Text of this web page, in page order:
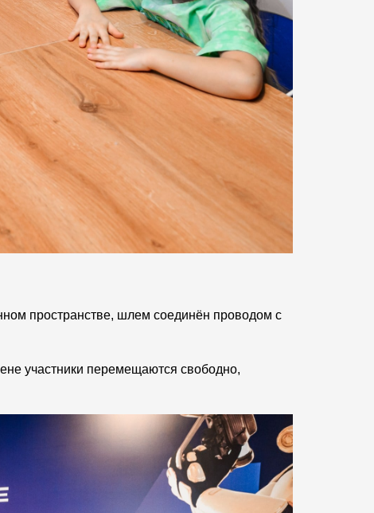
пространстве, шлем соединён проводом с
участники перемещаются свободно,